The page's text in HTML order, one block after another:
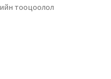
тооцоолол